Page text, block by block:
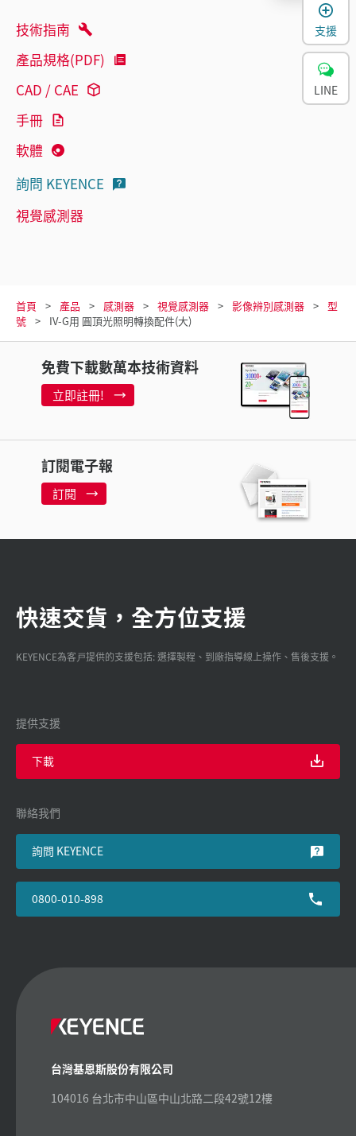
技術指南
產品規格(PDF)
CAD / CAE
手冊
軟體
詢問 KEYENCE
視覺感測器
首頁 產品 感測器 視覺感測器 影像辨別感測器
型
號
IV-G用 圓頂光照明轉換配件(大)
免費下載數萬本技術資料
立即註冊!
訂閱電子報
訂閱
快速交貨，全方位支援
KEYENCE為客戸提供的支援包括: 選擇製程、到廠指導線上操作、售後支援。
提供支援
下載
聯絡我們
詢問 KEYENCE
0800-010-898
台灣基恩斯股份有限公司
104016 台北市中山區中山北路二段42號12樓
支援
LINE